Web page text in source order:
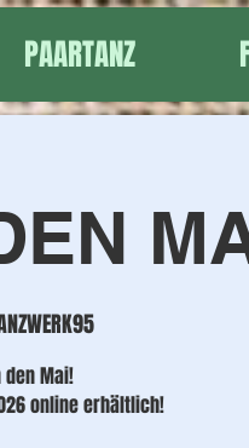
PAARTANZ
den Mai!
online erhältlich!